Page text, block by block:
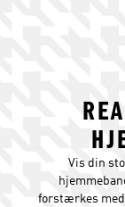
Vis din
forstærkes med